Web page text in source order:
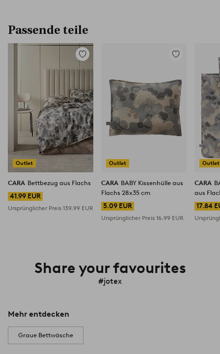
Passende teile
Outlet
Zu
hinzufügen
CARA Bettbezug aus Flachs
41.99 EUR
Ursprünglicher Preis 139.99 EUR
Outlet
Zu
CARA BABY Kissenhülle aus
Flachs 28x35 cm
5.09 EUR
Ursprünglicher Preis16.99 EUR
Outlet
CARA
aus
17.84
Share your favourites
#jotex
Mehr entdecken
Graue Bettwäsche